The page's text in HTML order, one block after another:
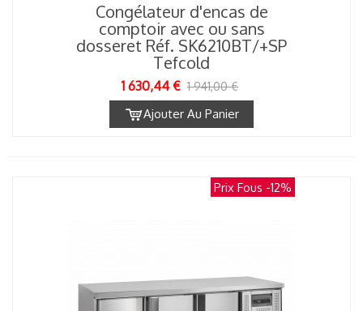
Congélateur d'encas de
comptoir avec ou sans
dosseret Réf. SK6210BT/+SP
Tefcold
1 630,44 € 1 941,00 €
Ajouter Au Panier
Prix Fous -12%